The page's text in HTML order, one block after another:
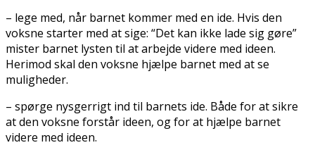
– lege med, når barnet kommer med en ide. Hvis den
voksne starter med at sige: “Det kan ikke lade sig gøre”
mister barnet lysten til at arbejde videre med ideen.
Herimod skal den voksne hjælpe barnet med at se
muligheder.
– spørge nysgerrigt ind til barnets ide. Både for at sikre
at den voksne forstår ideen, og for at hjælpe barnet
videre med ideen.